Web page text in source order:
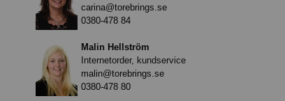
carina@torebrings.se
0380-478 84
Malin Hellström
Internetorder, kundservice
malin@torebrings.se
0380-478 80